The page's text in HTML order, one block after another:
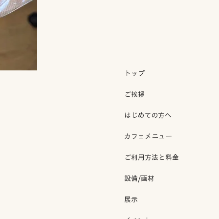
トップ
ご挨拶
はじめての方へ
カフェメニュー
ご利用方法と料金
設備/画材
展示